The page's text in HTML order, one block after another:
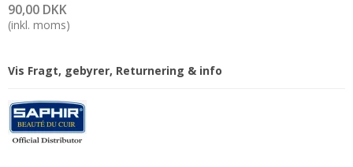
90,00 DKK
(inkl. moms)
Vis Fragt, gebyrer, Returnering & info